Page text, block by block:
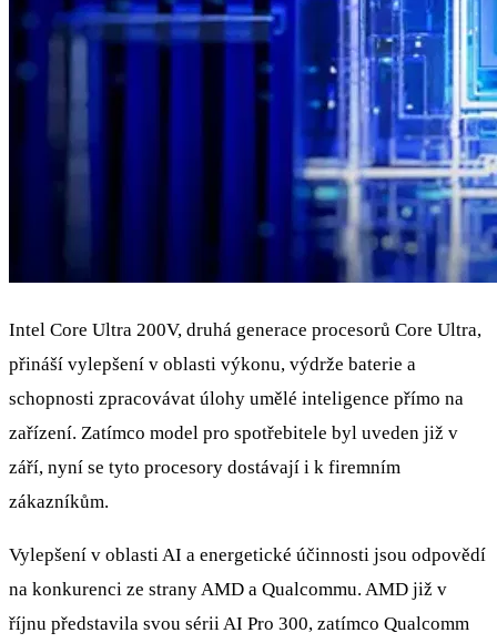
Intel Core Ultra 200V, druhá generace procesorů Core Ultra,
přináší vylepšení v oblasti výkonu, výdrže baterie a
schopnosti zpracovávat úlohy umělé inteligence přímo na
zařízení. Zatímco model pro spotřebitele byl uveden již v
září, nyní se tyto procesory dostávají i k firemním
zákazníkům.
Vylepšení v oblasti AI a energetické účinnosti jsou odpovědí
na konkurenci ze strany AMD a Qualcommu. AMD již v
říjnu představila svou sérii AI Pro 300, zatímco Qualcomm